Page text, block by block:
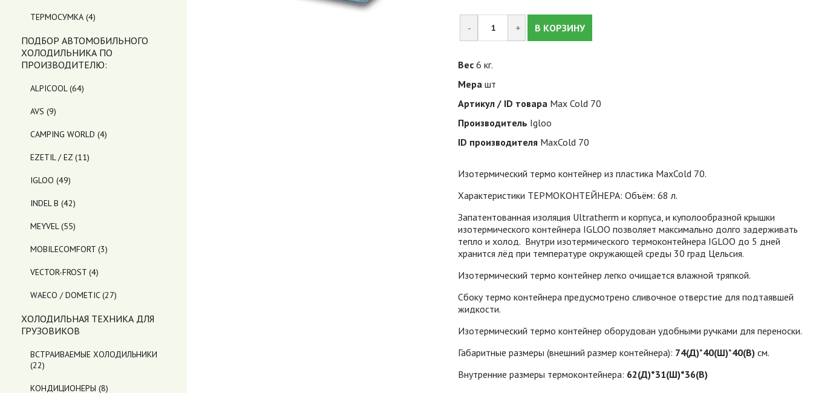
ТЕРМОСУМКА (4)
ПОДБОР АВТОМОБИЛЬНОГО
ХОЛОДИЛЬНИКА ПO
ПРОИЗВОДИТЕЛЮ:
ALPICOOL(64)
AVS (9)
CAMPING WORLD (4)
EZETIL / EZ (11)
IGLOO (49)
INDEL B (42)
MEYVEL(55)
MOBILECOMFORT (3)
VECTOR-FROST (4)
WAECO / DOMETIC(27)
ХОЛОДИЛЬНАЯ ТЕХНИКА ДЛЯ
ГРУЗОВИКОВ
ВСТРАИВАЕМЫЕ ХОЛОДИЛЬНИКИ
(22)
КОНДИЦИОНЕРЫ (8)
- + В КОРЗИНУ
Вес 6 кг.
Мера шт
Артикул / ID товара Max Cold 70
Производитель Igloo
ID производителя MaxCold 70
Изотермический термо контейнер из пластика MaxCold 70.
Характеристики ТЕРМОКОНТЕЙНЕРА: Объём: 68 л.
Запатентованная изоляция Ultratherm и корпуса, и куполообразной крышки
изотермического контейнера IGLOO позволяет максимально долго задерживать
тепло и холод. Внутри изотермического термоконтейнера IGLOO до 5 дней
хранится лёд при температуре окружающей среды 30 град Цельсия.
Изотермический термо контейнер легко очищается влажной тряпкой.
Сбоку термо контейнера предусмотрено сливочное отверстие для подтаявшей
жидкости.
Изотермический термо контейнер оборудован удобными ручками для переноски.
Габаритные размеры (внешний размер контейнера): 74(Д)*40(Ш)*40(В) см.
Внутренние размеры термоконтейнера: 62(Д)*31(Ш)*36(В)